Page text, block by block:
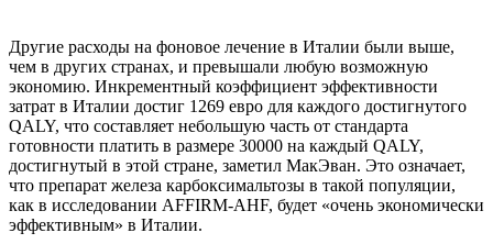
Другие расходы на фоновое лечение в Италии были выше,
чем в других странах, и превышали любую возможную
экономию. Инкрементный коэффициент эффективности
затрат в Италии достиг 1269 евро для каждого достигнутого
QALY, что составляет небольшую часть от стандарта
готовности платить в размере 30000 на каждый QALY,
достигнутый в этой стране, заметил МакЭван. Это означает,
что препарат железа карбоксимальтозы в такой популяции,
как в исследовании AFFIRM-AHF, будет «очень экономически
эффективным» в Италии.